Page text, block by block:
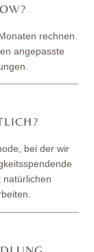
rechnen.
angepasste
bei der wir
natürlichen